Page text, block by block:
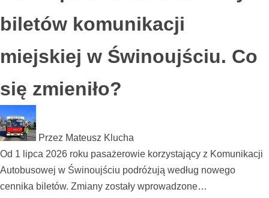
biletów komunikacji
miejskiej w Świnoujściu. Co
się zmieniło?
Przez Mateusz Klucha
Od 1 lipca 2026 roku pasażerowie korzystający z Komunikacji
Autobusowej w Świnoujściu podróżują według nowego
cennika biletów. Zmiany zostały wprowadzone…